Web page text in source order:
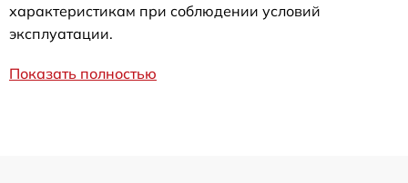
характеристикам при соблюдении условий
эксплуатации.
Показать полностью